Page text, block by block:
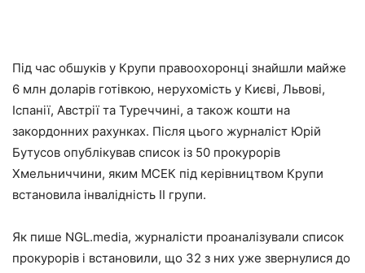
Під час обшуків у Крупи правоохоронці знайшли майже
6 млн доларів готівкою, нерухомість у Києві, Львові,
Іспанії, Австрії та Туреччині, а також кошти на
закордонних рахунках. Після цього журналіст Юрій
Бутусов опублікував список із 50 прокурорів
Хмельниччини, яким МСЕК під керівництвом Крупи
встановила інвалідність II групи.
Як пише NGL.media, журналісти проаналізували список
прокурорів і встановили, що 32 з них уже звернулися до